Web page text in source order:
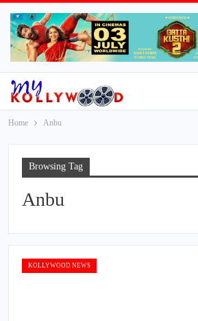
Home Anbu
Browsing Tag
Anbu
KOLLYWOOD NEWS